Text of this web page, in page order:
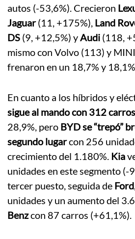
autos (-53,6%). Crecieron
Jaguar(11, +175%), Land
DS (9, +12,5%) yAudi (118,
mismo con Volvo (113) y
frenaron en un 18,7% y
En cuanto a los híbridos y
sigue al mando con 312 carros
28,9%, pero BYD se “trepó”
segundo lugarcon 256
crecimiento del 1.180%. Kia
unidades en este segmento (-
tercer puesto, seguida de Ford
unidades y un aumento del
Benzcon 87 carros (+61,1%).